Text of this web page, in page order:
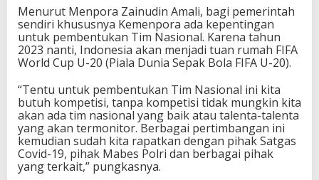
Menurut Menpora Zainudin Amali, bagi pemerintah
sendiri khususnya Kemenpora ada kepentingan
untuk pembentukan Tim Nasional. Karena tahun
2023 nanti, Indonesia akan menjadi tuan rumah FIFA
World Cup U-20 (Piala Dunia Sepak Bola FIFA U-20).
“Tentu untuk pembentukan Tim Nasional ini kita
butuh kompetisi, tanpa kompetisi tidak mungkin kita
akan ada tim nasional yang baik atau talenta-talenta
yang akan termonitor. Berbagai pertimbangan ini
kemudian sudah kita rapatkan dengan pihak Satgas
Covid-19, pihak Mabes Polri dan berbagai pihak
yang terkait,” pungkasnya.